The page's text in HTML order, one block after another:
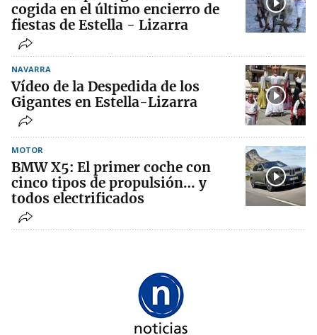
cogida en el último encierro de
fiestas de Estella - Lizarra
NAVARRA
Vídeo de la Despedida de los
Gigantes en Estella-Lizarra
MOTOR
BMW X5: El primer coche con
cinco tipos de propulsión… y
todos electrificados